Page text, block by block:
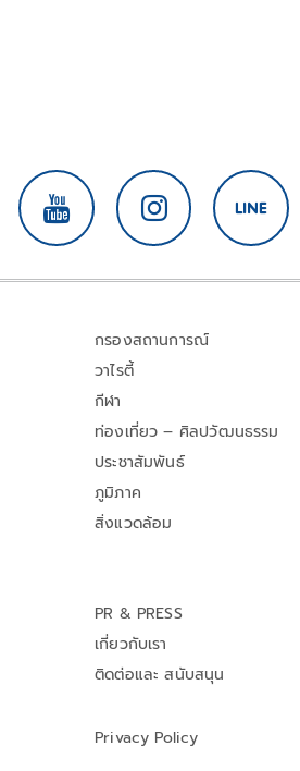
กรองสถานการณ์
วาไรตี้
กีฬา
ท่องเที่ยว – ศิลปวัฒนธรรม
ประชาสัมพันธ์
ภูมิภาค
สิ่งแวดล้อม
PR & PRESS
เกี่ยวกับเรา
ติดต่อและ สนับสนุน
Privacy Policy